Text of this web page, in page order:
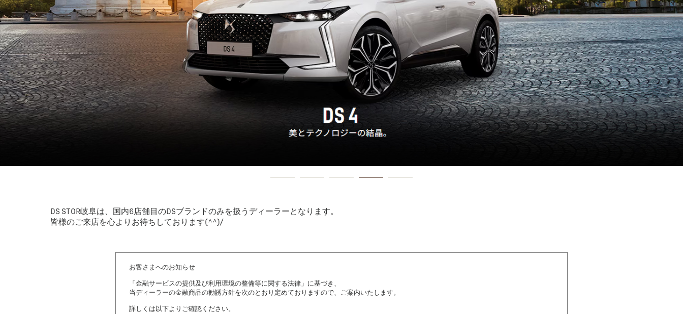
DS STOR岐阜は、国内6店舗目のDSブランドのみを扱うディーラーとなります。
皆様のご来店を心よりお待ちしております(^^)/
お客さまへのお知らせ
「金融サービスの提供及び利用環境の整備等に関する法律」に基づき、
当ディーラーの金融商品の勧誘方針を次のとおり定めておりますので、ご案内いたします。
詳しくは以下よりご確認ください。